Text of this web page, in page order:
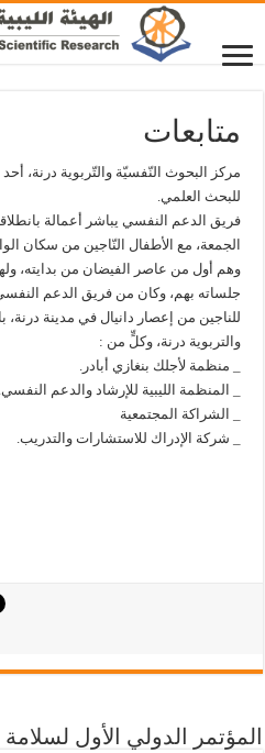
متابعات
مركز البحوث النّفسيّة والتّربوية درنة، أحد
للبحث العلمي.
فريق الدعم النفسي يباشر أعمالة
الجمعة، مع الأطفال النّاجين من سكان
وهم أول من عاصر الفيضان من بدايته،
جلساته بهم، وكان من فريق الدعم
للناجين من إعصار دانيال في مدينة درنة،
والتربوية درنة، وكلٍّ من :
_ منظمة لأجلك بنغازي أبادر.
_ المنظمة الليبية للإرشاد والدعم النفسي.
_ الشراكة المجتمعية
_ شركة الإدراك للاستشارات والتدريب.
المؤتمر الدولي الأول